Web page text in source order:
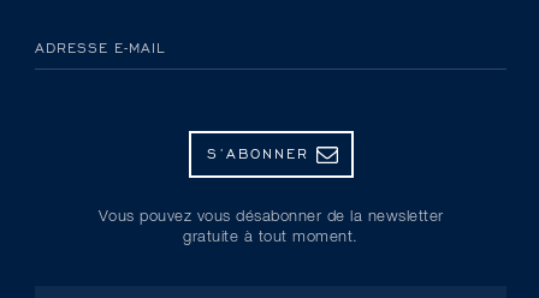
ADRESSE E-MAIL
S’ABONNER
Vous pouvez vous désabonner de la newsletter
gratuite à tout moment.